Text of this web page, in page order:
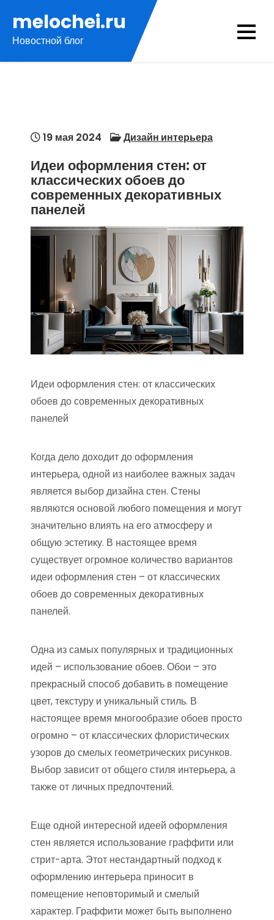
содержимому
melochei.ru
Новостной блог
19 мая 2024 Дизайн интерьера
Идеи оформления стен: от
классических обоев до
современных декоративных
панелей
Идеи оформления стен: от классических
обоев до современных декоративных
панелей
Когда дело доходит до оформления
интерьера, одной из наиболее важных задач
является выбор дизайна стен. Стены
являются основой любого помещения и могут
значительно влиять на его атмосферу и
общую эстетику. В настоящее время
существует огромное количество вариантов
идеи оформления стен – от классических
обоев до современных декоративных
панелей.
Одна из самых популярных и традиционных
идей – использование обоев. Обои – это
прекрасный способ добавить в помещение
цвет, текстуру и уникальный стиль. В
настоящее время многообразие обоев просто
огромно – от классических флористических
узоров до смелых геометрических рисунков.
Выбор зависит от общего стиля интерьера, а
также от личных предпочтений.
Еще одной интересной идеей оформления
стен является использование граффити или
стрит-арта. Этот нестандартный подход к
оформлению интерьера приносит в
помещение неповторимый и смелый
характер. Граффити может быть выполнено